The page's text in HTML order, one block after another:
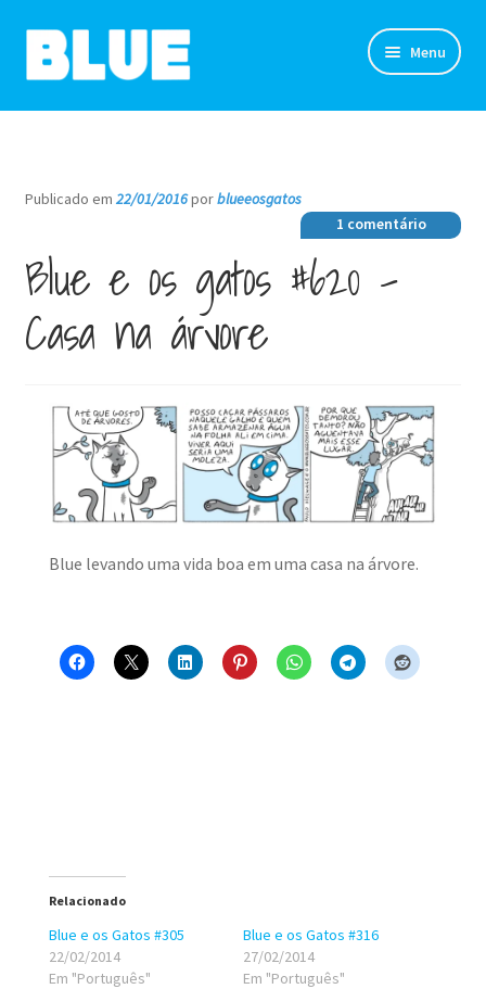
Pular
para
Pular
para
Menu
TIRINHAS
SOBRE
CLUBE DO BLUE
CONTATO
MINHA CONTA
CARRINHO
Publicado em 22/01/2016porblueeosgatos
1 comentário
Blue e os gatos #620 –
Casa na árvore
Blue levando uma vida boa em uma casa na árvore.
Relacionado
Blue e os Gatos #305
22/02/2014
Em "Português"
Blue e os Gatos #316
27/02/2014
Em "Português"